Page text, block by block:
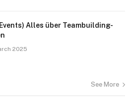
Alles über Teambuilding-
2025
See More